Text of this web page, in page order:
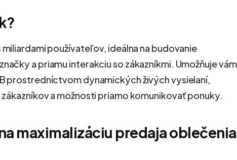
používateľov, ideálna na budovanie
a priamu interakciu so zákazníkmi. Umožňuje vám
prostredníctvom dynamických živých vysielaní,
a možnosti priamo komunikovať ponuky.
maximalizáciu predaja oblečenia